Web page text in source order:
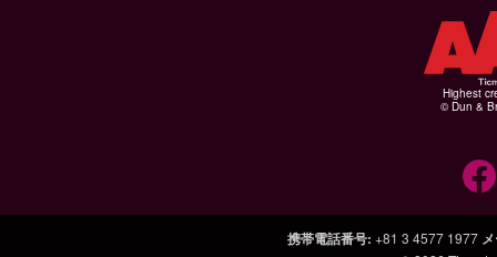
Highest
© Dun &
携帯電話番号: +81 3 4577 1977